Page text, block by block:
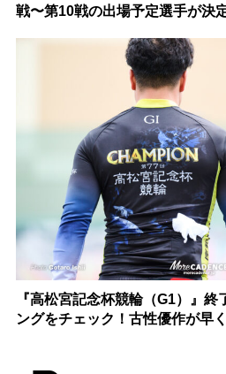
戦〜第10戦の出場予定選手が決
『高松宮記念杯競輪（G1）』
ングをチェック！古性優作が早